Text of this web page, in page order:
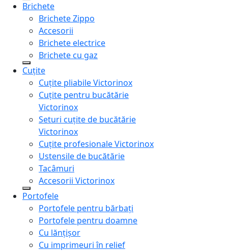
Brichete
Brichete Zippo
Accesorii
Brichete electrice
Brichete cu gaz
Cuțite
Cuțite pliabile Victorinox
Cuțite pentru bucătărie
Victorinox
Seturi cuțite de bucătărie
Victorinox
Cuțite profesionale Victorinox
Ustensile de bucătărie
Tacâmuri
Accesorii Victorinox
Portofele
Portofele pentru bărbați
Portofele pentru doamne
Cu lănțișor
Cu imprimeuri în relief